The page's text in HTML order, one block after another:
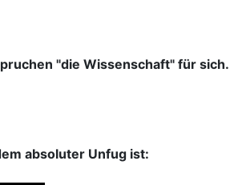
"die Wissenschaft" für sich.
absoluter Unfug ist: